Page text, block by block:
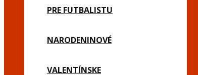
PRE FUTBALISTU
NARODENINOVÉ
VALENTÍNSKE